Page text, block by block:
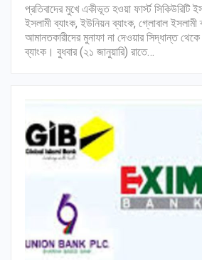
প্রতিবাদের মুখে একীভূত হওয়া ফার্স্ট সিকিউরিটি
ইসলামী ব্যাংক, ইউনিয়ন ব্যাংক, গ্লোবাল ইসলামী
আমানতকারীদের মুনাফা না দেওয়ার সিদ্ধান্ত
ব্যাংক। বুধবার (২১ জানুয়ারি) রাতে…